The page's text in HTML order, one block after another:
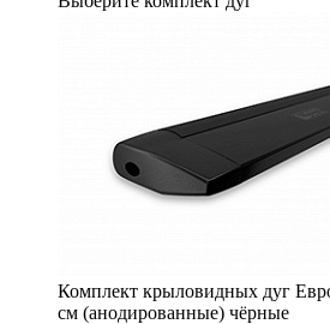
Комплект крыловидных дуг
см (анодированные) чёрные